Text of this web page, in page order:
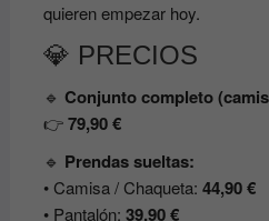
quieren empezar hoy.
💎 PRECIOS
🔹 Conjunto completo
👉79,90 €
🔹 Prendas sueltas:
• Camisa / Chaqueta: 44,90 €
• Pantalón: 39,90 €